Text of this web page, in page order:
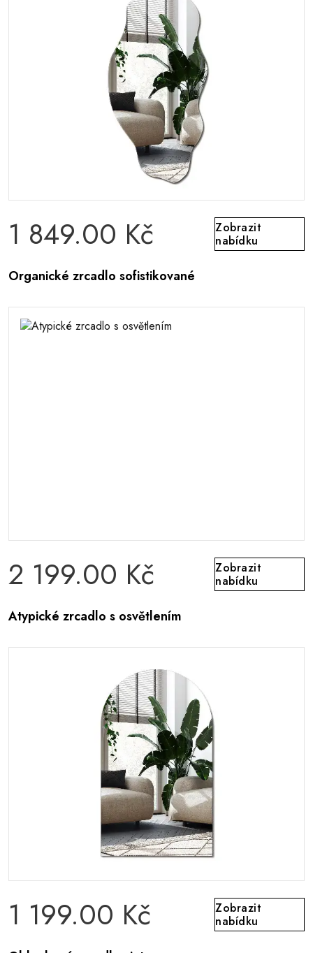
1 849.00 Kč
Zobrazit
nabídku
Organické zrcadlo sofistikované
2 199.00 Kč
Zobrazit
nabídku
Atypické zrcadlo s osvětlením
1 199.00 Kč
Zobrazit
nabídku